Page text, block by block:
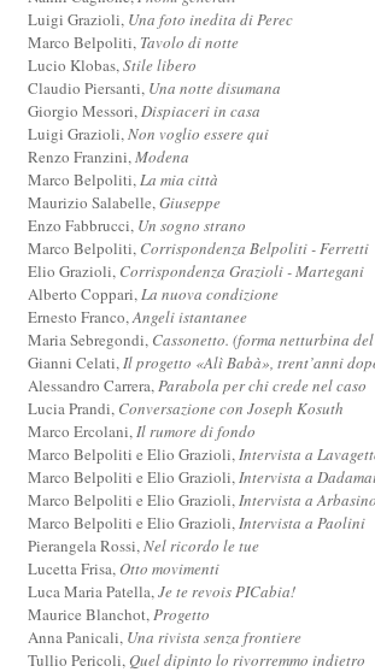
Luigi Grazioli, Una foto inedita di Perec
Marco Belpoliti, Tavolo di notte
Lucio Klobas,Stile libero
Claudio Piersanti, Una notte disumana
Giorgio Messori,Dispiaceri in casa
Luigi Grazioli,Non voglio essere qui
Renzo Franzini,Modena
Marco Belpoliti,La mia città
Maurizio Salabelle,Giuseppe
Enzo Fabbrucci, Un sogno strano
Marco Belpoliti, Corrispondenza Belpoliti - Ferretti
Elio Grazioli, Corrispondenza Grazioli - Martegani
Alberto Coppari,La nuova condizione
Ernesto Franco,Angeli istantanee
Maria Sebregondi, Cassonetto. (forma netturbina
Gianni Celati,Il progetto «Alì Babà», trent’anni
Alessandro Carrera,Parabola per chi crede nel caso
Lucia Prandi, Conversazione con Joseph Kosuth
Marco Ercolani,Il rumore di fondo
Marco Belpoliti e Elio Grazioli,Intervista a
Marco Belpoliti e Elio Grazioli,Intervista a
Marco Belpoliti e Elio Grazioli,Intervista a Arbasino
Marco Belpoliti e Elio Grazioli,Intervista a Paolini
Pierangela Rossi,Nel ricordo le tue
Lucetta Frisa,Otto movimenti
Luca Maria Patella,Je te revois PICabia!
Maurice Blanchot,Progetto
Anna Panicali, Una rivista senza frontiere
Tullio Pericoli,Quel dipinto lo rivorremmo indietro